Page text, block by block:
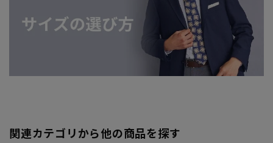
関連カテゴリから他の商品を探す